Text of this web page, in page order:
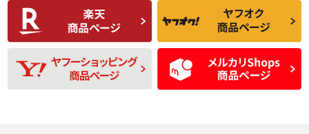
C
比較的きれいな中古
品
C
られるが、使用に問
題のない中古品
D
使用感や目立つ傷が
あり、一般的な中古
品
D
残り溝も少なく、偏
磨耗がみられ、短期
間使用できるくらい
の中古品